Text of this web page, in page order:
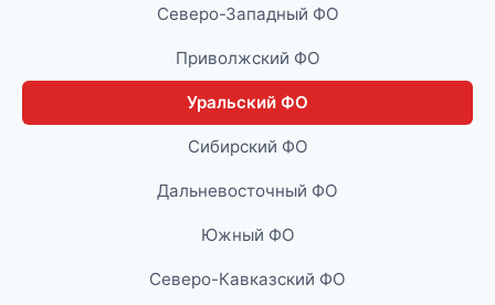
Северо-Западный ФО
Приволжский ФО
Уральский ФО
Сибирский ФО
Дальневосточный ФО
Южный ФО
Северо-Кавказский ФО